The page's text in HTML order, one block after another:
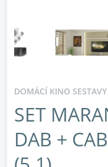
DOMÁCÍ KINO SESTAVY
SET
DAB +